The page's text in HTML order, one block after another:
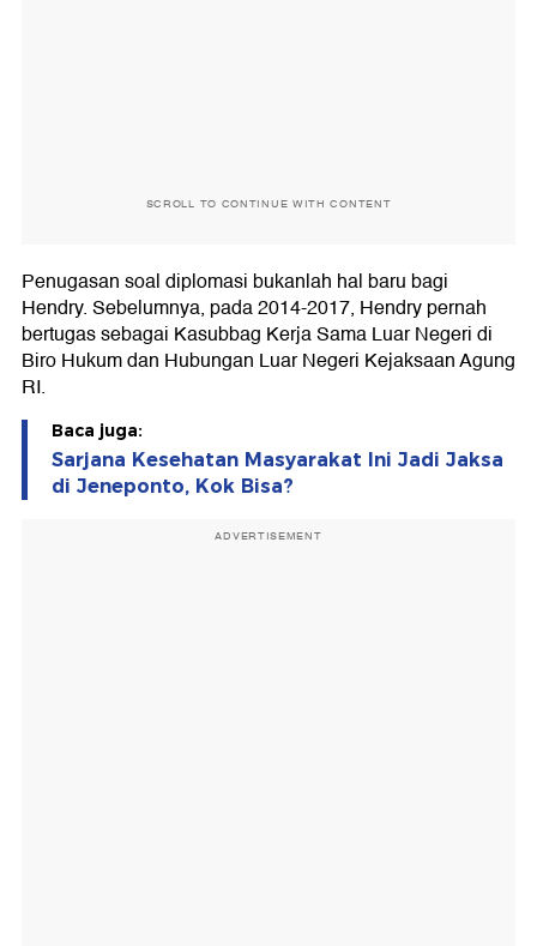
SCROLL TO CONTINUE WITH CONTENT
Penugasan soal diplomasi bukanlah hal baru bagi
Hendry. Sebelumnya, pada 2014-2017, Hendry pernah
bertugas sebagai Kasubbag Kerja Sama Luar Negeri di
Biro Hukum dan Hubungan Luar Negeri Kejaksaan Agung
RI.
Baca juga:
Sarjana Kesehatan Masyarakat Ini Jadi Jaksa
di Jeneponto, Kok Bisa?
ADVERTISEMENT